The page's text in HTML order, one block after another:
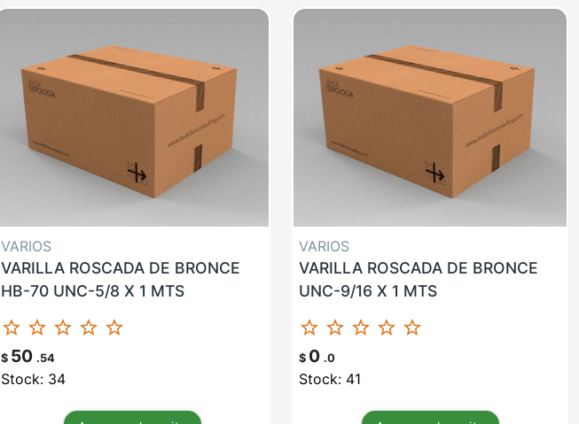
VARIOS
VARILLA ROSCADA DE BRONCE
HB-70 UNC-5/8 X 1 MTS
star_border star_border star_border star_border star_border
$ 50 .54
Stock: 34
VARIOS
VARILLA ROSCADA DE BRONCE
UNC-9/16 X 1 MTS
star_border star_border star_border star_border star_border
$ 0 .0
Stock: 41